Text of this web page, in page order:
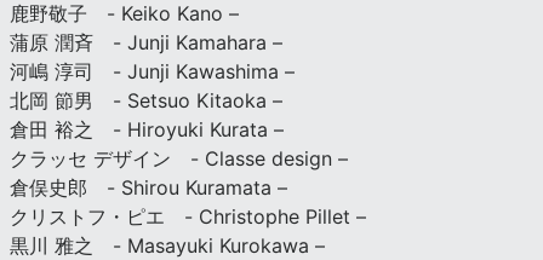
鹿野敬子 - Keiko Kano –
蒲原 潤斉 - Junji Kamahara –
河嶋 淳司 - Junji Kawashima –
北岡 節男 - Setsuo Kitaoka –
倉田 裕之 - Hiroyuki Kurata –
クラッセ デザイン - Classe design –
倉俣史郎 - Shirou Kuramata –
クリストフ・ピエ - Christophe Pillet –
黒川 雅之 - Masayuki Kurokawa –